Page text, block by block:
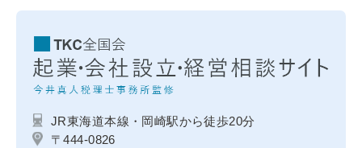
JR東海道本線・岡崎駅から徒歩20分
〒444-0826